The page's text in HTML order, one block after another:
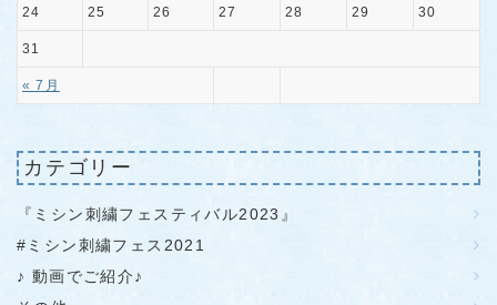
« 7月
24 25 26 27 28 29 30
31
カテゴリー
『ミシン刺繍フェスティバル2023』
#ミシン刺繍フェス2021
♪ 動画でご紹介♪